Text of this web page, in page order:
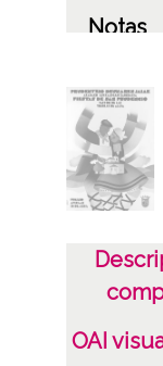
Notas
Depósito
CC BY-
OAI